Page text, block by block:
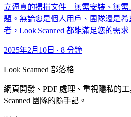
立逼真的掃描文件—無需安裝、無需
題。無論您是個人用戶、團隊還是
者，Look Scanned 都能滿足您的需求
2025年2月10日 · 8 分鐘
Look Scanned 部落格
網頁開發、PDF 處理、重視隱私的
Scanned 團隊的隨手記。